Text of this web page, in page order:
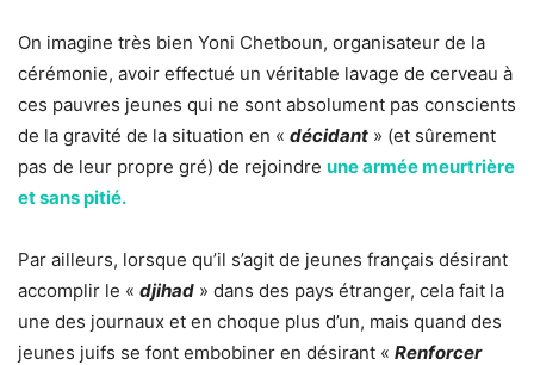
On imagine très bien Yoni Chetboun, organisateur de la
cérémonie, avoir effectué un véritable lavage de cerveau à
ces pauvres jeunes qui ne sont absolument pas conscients
de la gravité de la situation en « décidant » (et sûrement
pas de leur propre gré) de rejoindre une armée meurtrière
et sans pitié.
Par ailleurs, lorsque qu’il s’agit de jeunes français désirant
accomplir le « djihad » dans des pays étranger, cela fait la
une des journaux et en choque plus d’un, mais quand des
jeunes juifs se font embobiner en désirant « Renforcer